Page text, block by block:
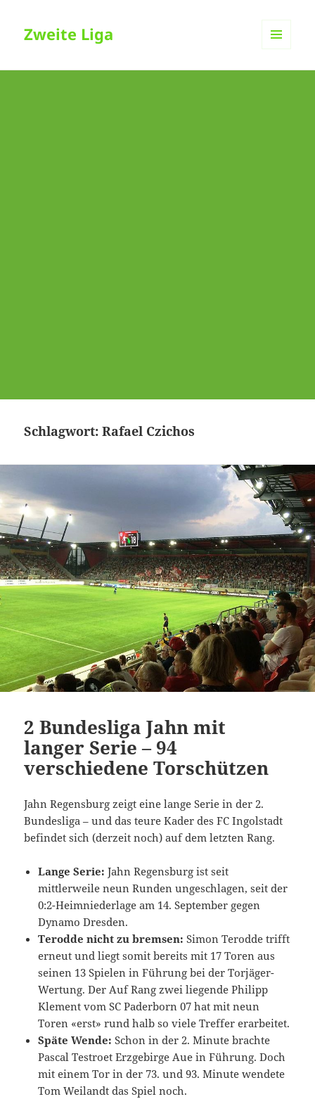
Zweite Liga
Schlagwort:Rafael Czichos
2 Bundesliga Jahn mit
langer Serie – 94
verschiedene Torschützen
Jahn Regensburg zeigt eine lange Serie in der 2.
Bundesliga – und das teure Kader des FC Ingolstadt
befindet sich (derzeit noch) auf dem letzten Rang.
Lange Serie:Jahn Regensburg ist seit
mittlerweile neun Runden ungeschlagen, seit der
0:2-Heimniederlage am 14. September gegen
Dynamo Dresden.
Terodde nicht zu bremsen:Simon Terodde trifft
erneut und liegt somit bereits mit 17 Toren aus
seinen 13 Spielen in Führung bei der Torjäger-
Wertung. Der Auf Rang zwei liegende Philipp
Klement vom SC Paderborn 07 hat mit neun
Toren «erst» rund halb so viele Treffer erarbeitet.
Späte Wende:Schon in der 2. Minute brachte
Pascal Testroet Erzgebirge Aue in Führung. Doch
mit einem Tor in der 73. und 93. Minute wendete
Tom Weilandt das Spiel noch.